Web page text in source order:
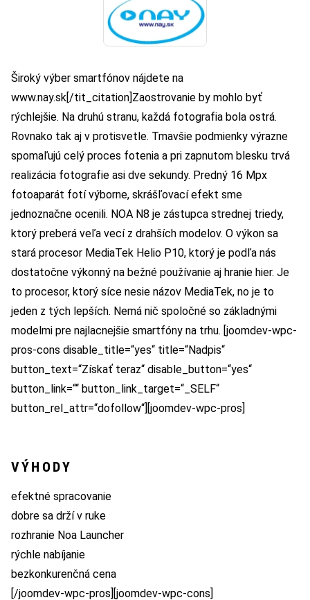
Široký výber smartfónov nájdete na
www.nay.sk[/tit_citation]Zaostrovanie by mohlo byť
rýchlejšie. Na druhú stranu, každá fotografia bola ostrá.
Rovnako tak aj v protisvetle. Tmavšie podmienky výrazne
spomaľujú celý proces fotenia a pri zapnutom blesku trvá
realizácia fotografie asi dve sekundy. Predný 16 Mpx
fotoaparát fotí výborne, skrášľovací efekt sme
jednoznačne ocenili. NOA N8 je zástupca strednej triedy,
ktorý preberá veľa vecí z drahších modelov. O výkon sa
stará procesor MediaTek Helio P10, ktorý je podľa nás
dostatočne výkonný na bežné používanie aj hranie hier. Je
to procesor, ktorý síce nesie názov MediaTek, no je to
jeden z tých lepších. Nemá nič spoločné so základnými
modelmi pre najlacnejšie smartfóny na trhu. [joomdev-wpc-
pros-cons disable_title=“yes“ title=“Nadpis“
button_text=“Získať teraz“ disable_button=“yes“
button_link=““ button_link_target=“_SELF“
button_rel_attr=“dofollow“][joomdev-wpc-pros]
VÝHODY
efektné spracovanie
dobre sa drží v ruke
rozhranie Noa Launcher
rýchle nabíjanie
bezkonkurenčná cena
[/joomdev-wpc-pros][joomdev-wpc-cons]